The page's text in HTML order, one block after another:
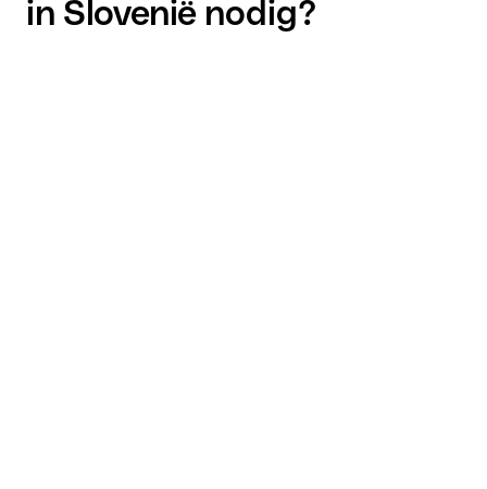
in Slovenië nodig?